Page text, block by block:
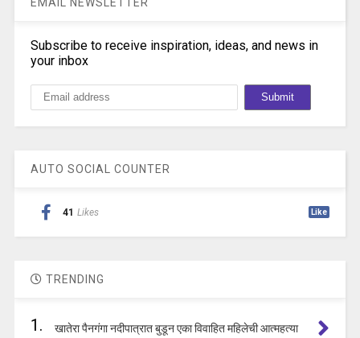
Subscribe to receive inspiration, ideas, and news in
your inbox
AUTO SOCIAL COUNTER
41 Likes Like
TRENDING
1. खातेरा पैनगंगा नदीपात्रात बुडून एका विवाहित महिलेची आत्महत्या